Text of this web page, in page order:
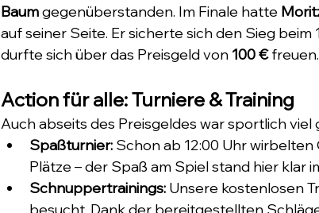
Baum gegenüberstanden. Im Finale hatte
auf seiner Seite. Er sicherte sich den Sieg
durfte sich über das Preisgeld von 100 €
Action für alle: Turniere & Training
Auch abseits des Preisgeldes war sportlich viel
Spaßturnier: Schon ab 12:00 Uhr
Plätze – der Spaß am Spiel stand hier klar
Schnuppertrainings: Unsere kostenlosen